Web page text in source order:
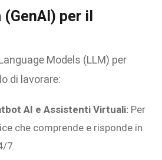
per il
Models (LLM) per
di lavorare:
AI e Assistenti Virtuali: Per
che comprende e risponde in
7.